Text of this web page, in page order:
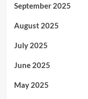
September 2025
August 2025
July 2025
June 2025
May 2025